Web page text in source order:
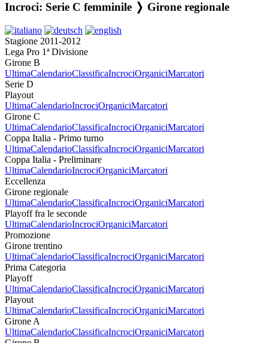
Incroci: Serie C femminile ❭ Girone regionale
Stagione 2011-2012
Lega Pro 1ª Divisione
Girone B
UltimaCalendarioClassificaIncrociOrganiciMarcatori
Serie D
Playout
UltimaCalendarioIncrociOrganiciMarcatori
Girone C
UltimaCalendarioClassificaIncrociOrganiciMarcatori
Coppa Italia - Primo turno
UltimaCalendarioClassificaIncrociOrganiciMarcatori
Coppa Italia - Preliminare
UltimaCalendarioIncrociOrganiciMarcatori
Eccellenza
Girone regionale
UltimaCalendarioClassificaIncrociOrganiciMarcatori
Playoff fra le seconde
UltimaCalendarioIncrociOrganiciMarcatori
Promozione
Girone trentino
UltimaCalendarioClassificaIncrociOrganiciMarcatori
Prima Categoria
Playoff
UltimaCalendarioClassificaIncrociOrganiciMarcatori
Playout
UltimaCalendarioClassificaIncrociOrganiciMarcatori
Girone A
UltimaCalendarioClassificaIncrociOrganiciMarcatori